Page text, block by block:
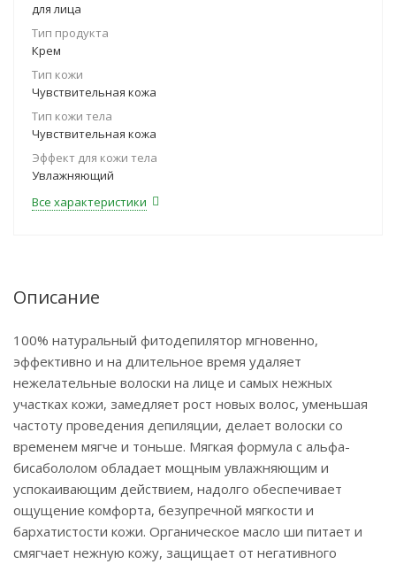
для лица
Тип продукта
Крем
Тип кожи
Чувствительная кожа
Тип кожи тела
Чувствительная кожа
Эффект для кожи тела
Увлажняющий
Все характеристики
Описание
100% натуральный фитодепилятор мгновенно,
эффективно и на длительное время удаляет
нежелательные волоски на лице и самых нежных
участках кожи, замедляет рост новых волос, уменьшая
частоту проведения депиляции, делает волоски со
временем мягче и тоньше. Мягкая формула с альфа-
бисабололом обладает мощным увлажняющим и
успокаивающим действием, надолго обеспечивает
ощущение комфорта, безупречной мягкости и
бархатистости кожи. Органическое масло ши питает и
смягчает нежную кожу, защищает от негативного